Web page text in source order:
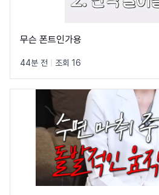
무슨 폰트인가용
44분 전 조회 16